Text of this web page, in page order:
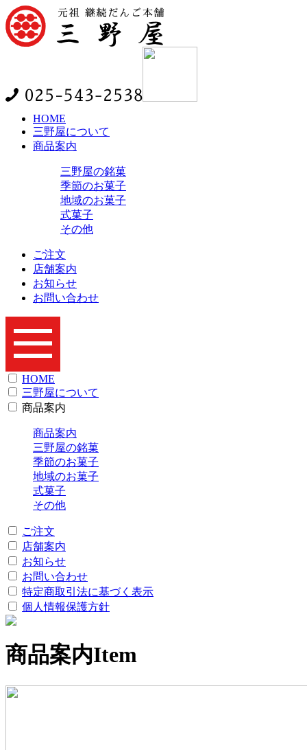
HOME
三野屋について
商品案内
三野屋の銘菓
季節のお菓子
地域のお菓子
式菓子
その他
ご注文
店舗案内
お知らせ
お問い合わせ
HOME
三野屋について
商品案内
商品案内
三野屋の銘菓
季節のお菓子
地域のお菓子
式菓子
その他
ご注文
店舗案内
お知らせ
お問い合わせ
特定商取引法に基づく表示
個人情報保護方針
商品案内Item